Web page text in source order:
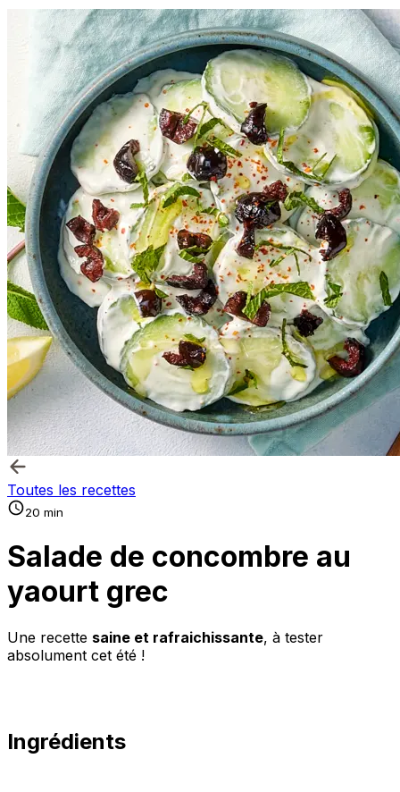
Toutes les recettes
20 min
Salade de concombre au
yaourt grec
Une recette saine et rafraichissante, à tester
absolument cet été !
Ingrédients